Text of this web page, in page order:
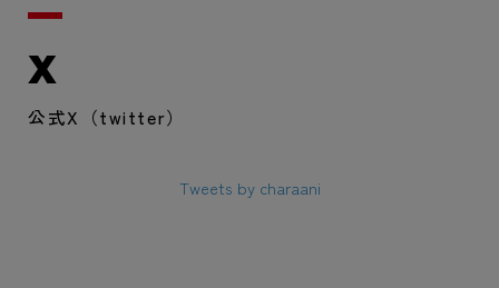
X
公式X（twitter）
Tweets by charaani